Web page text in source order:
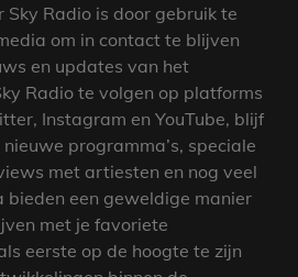
Sky Radio is door gebruik te
om in contact te blijven
en updates van het
Radio te volgen op platforms
Instagram en YouTube, blijf
programma’s, speciale
met artiesten en nog veel
bieden een geweldige manier
met je favoriete
eerste op de hoogte te zijn